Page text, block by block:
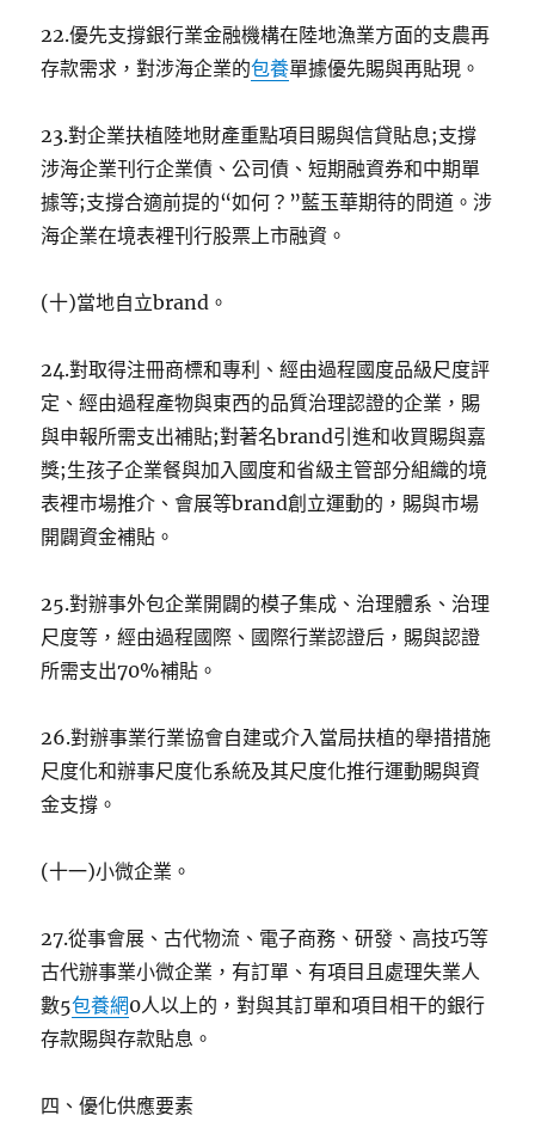
22.優先支撐銀行業金融機構在陸地漁業方面的支農再
存款需求，對涉海企業的包養單據優先賜與再貼現。
23.對企業扶植陸地財產重點項目賜與信貸貼息;支撐
涉海企業刊行企業債、公司債、短期融資券和中期單
據等;支撐合適前提的“如何？”藍玉華期待的問道。涉
海企業在境表裡刊行股票上市融資。
(十)當地自立brand。
24.對取得注冊商標和專利、經由過程國度品級尺度評
定、經由過程產物與東西的品質治理認證的企業，賜
與申報所需支出補貼;對著名brand引進和收買賜與嘉
獎;生孩子企業餐與加入國度和省級主管部分組織的境
表裡市場推介、會展等brand創立運動的，賜與市場
開闢資金補貼。
25.對辦事外包企業開闢的模子集成、治理體系、治理
尺度等，經由過程國際、國際行業認證后，賜與認證
所需支出70%補貼。
26.對辦事業行業協會自建或介入當局扶植的舉措措施
尺度化和辦事尺度化系統及其尺度化推行運動賜與資
金支撐。
(十一)小微企業。
27.從事會展、古代物流、電子商務、研發、高技巧等
古代辦事業小微企業，有訂單、有項目且處理失業人
數5包養網0人以上的，對與其訂單和項目相干的銀行
存款賜與存款貼息。
四、優化供應要素